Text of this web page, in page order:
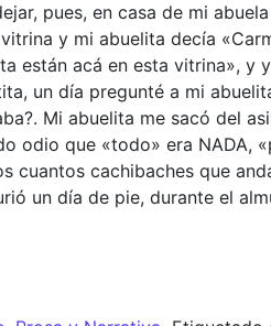
pues, en casa de mi
y mi abuelita decía
están acá en esta vitrina», y
un día pregunté a mi
Mi abuelita me sacó del
odio que «todo» era NADA,
cuantos cachibaches que
un día de pie, durante el